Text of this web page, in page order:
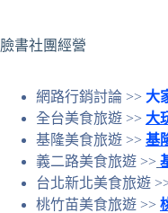
果
臉書社團經營
網路行銷討論 >> 大
全台美食旅遊 >> 大
基隆美食旅遊 >> 基
義二路美食旅遊 >>
台北新北美食旅遊
桃竹苗美食旅遊 >>